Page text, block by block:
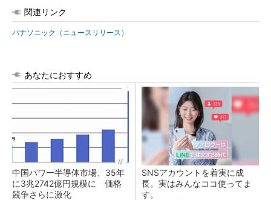
関連リンク
パナソニック（ニュースリリース）
あなたにおすすめ
中国パワー半導体市場、35年
に3兆2742億円規模に 価格
競争さらに激化
SNSアカウントを着実に成
長。実はみんなココ使ってま
す。